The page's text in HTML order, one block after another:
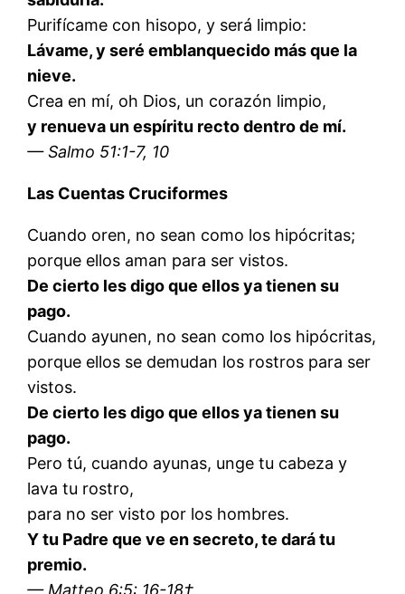
Purifícame con hisopo, y será limpio:
Lávame, y seré emblanquecido más que la
nieve.
Crea en mí, oh Dios, un corazón limpio,
y renueva un espíritu recto dentro de mí.
— Salmo 51:1-7, 10
Las Cuentas Cruciformes
Cuando oren, no sean como los hipócritas;
porque ellos aman para ser vistos.
De cierto les digo que ellos ya tienen su
pago.
Cuando ayunen, no sean como los hipócritas,
porque ellos se demudan los rostros para ser
vistos.
De cierto les digo que ellos ya tienen su
pago.
Pero tú, cuando ayunas, unge tu cabeza y
lava tu rostro,
para no ser visto por los hombres.
Y tu Padre que ve en secreto, te dará tu
premio.